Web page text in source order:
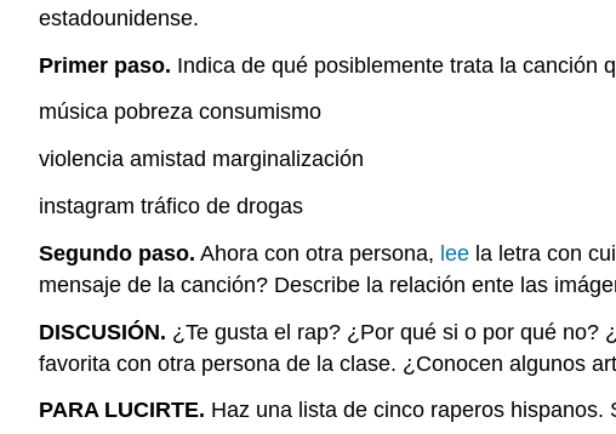
estadounidense.
Primer paso. Indica de qué posiblemente trata la canción
música pobreza consumismo
violencia amistad marginalización
instagram tráfico de drogas
Segundo paso. Ahora con otra persona, lee la letra con
mensaje de la canción? Describe la relación ente las
DISCUSIÓN. ¿Te gusta el rap? ¿Por qué si o por qué no?
favorita con otra persona de la clase. ¿Conocen algunos
PARA LUCIRTE. Haz una lista de cinco raperos